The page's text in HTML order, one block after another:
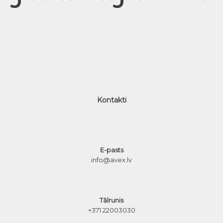
Kontakti
E-pasts
info@avex.lv
Tālrunis
+371 22003030